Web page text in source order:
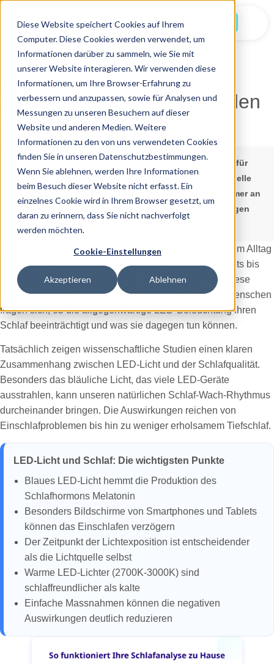
Diese Website speichert Cookies auf Ihrem
Computer. Diese Cookies werden verwendet, um
Informationen darüber zu sammeln, wie Sie mit
unserer Website interagieren. Wir verwenden diese
Informationen, um Ihre Browser-Erfahrung zu
verbessern und anzupassen, sowie für Analysen und
Messungen zu unseren Besuchern auf dieser
Website und anderen Medien. Weitere
Informationen zu den von uns verwendeten Cookies
finden Sie in unseren Datenschutzbestimmungen.
Wenn Sie ablehnen, werden Ihre Informationen
beim Besuch dieser Website nicht erfasst. Ein
einzelnes Cookie wird in Ihrem Browser gesetzt, um
daran zu erinnern, dass Sie nicht nachverfolgt
werden möchten.
Cookie-Einstellungen
Akzeptieren Ablehnen
06.02.2026
Beeinflussen LED-Lichter den
Schlaf?
Hinweis:Die Informationen in diesem Artikel sind nur für
Bildungszwecke gedacht und sollen keine professionelle
medizinische Beratung ersetzen. Wenden Sie sich immer an
Ihren Arzt oder Ihre Ärztin, bevor Sie neue Behandlungen
In der modernen Schweiz sind LED-Lichter aus unserem Alltag
nicht mehr wegzudenken. Von Smartphones und Tablets bis
hin zur Zimmerbeleuchtung – überall begegnen uns diese
energieeffizienten Leuchtquellen. Doch immer mehr Menschen
fragen sich, ob die allgegenwärtige LED-Beleuchtung ihren
Schlaf beeinträchtigt und was sie dagegen tun können.
Tatsächlich zeigen wissenschaftliche Studien einen klaren
Zusammenhang zwischen LED-Licht und der Schlafqualität.
Besonders das bläuliche Licht, das viele LED-Geräte
ausstrahlen, kann unseren natürlichen Schlaf-Wach-Rhythmus
durcheinander bringen. Die Auswirkungen reichen von
Einschlafproblemen bis hin zu weniger erholsamem Tiefschlaf.
LED-Licht und Schlaf: Die wichtigsten Punkte
Blaues LED-Licht hemmt die Produktion des
Schlafhormons Melatonin
Besonders Bildschirme von Smartphones und Tablets
können das Einschlafen verzögern
Der Zeitpunkt der Lichtexposition ist entscheidender
als die Lichtquelle selbst
Warme LED-Lichter (2700K-3000K) sind
schlaffreundlicher als kalte
Einfache Massnahmen können die negativen
Auswirkungen deutlich reduzieren